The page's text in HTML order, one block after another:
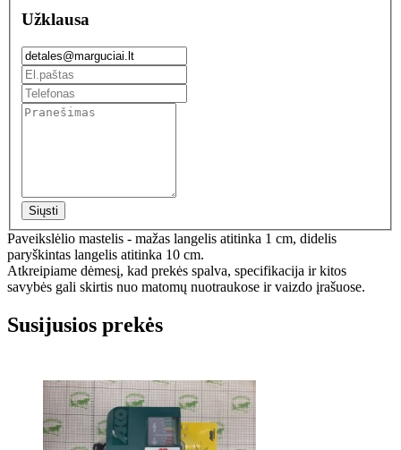
Užklausa
Siųsti
Paveikslėlio mastelis - mažas langelis atitinka 1 cm, didelis
paryškintas langelis atitinka 10 cm.
Atkreipiame dėmesį, kad prekės spalva, specifikacija ir kitos
savybės gali skirtis nuo matomų nuotraukose ir vaizdo įrašuose.
Susijusios prekės